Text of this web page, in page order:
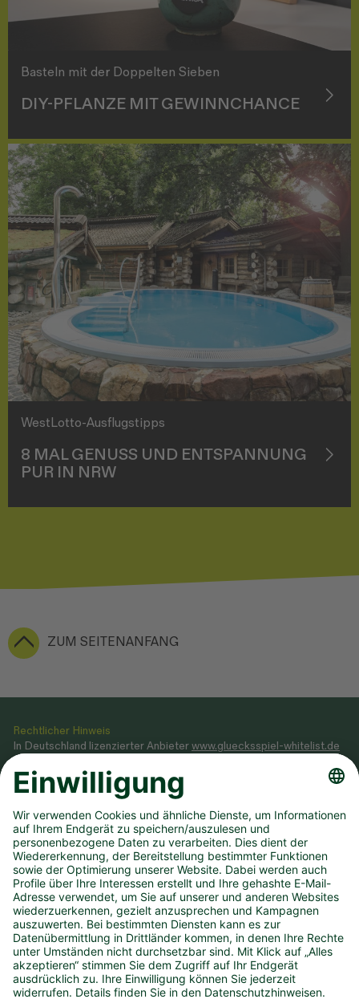
Basteln mit der Doppelten Sieben
DIY-PFLANZE MIT GEWINNCHANCE
WestLotto-Ausflugstipps
8 MAL GENUSS UND ENTSPANNUNG
PUR IN NRW
ZUM SEITENANFANG
Hilfreiche Links
Downloads
Newsletter
Annahmestelle finden
Spielsperre
Dauertipp kündigen
Infos zum DLTB
Karriere
Rechtlicher Hinweis
In Deutschland lizenzierter Anbieterwww.gluecksspiel-whitelist.de
Veranstaltung von Glücksspielen gemäß Glücksspielstaatsvertrag
2021, dessen Ausführungsgesetz sowie Genehmigung, erteilt durch
Teilnahme ab 18 Jahren. Glücksspiel kann süchtig machen! Hilfe und
Beratung unter BIÖG 0800 1372700 (kostenlos) oderwww.check-
dein-spiel.de.